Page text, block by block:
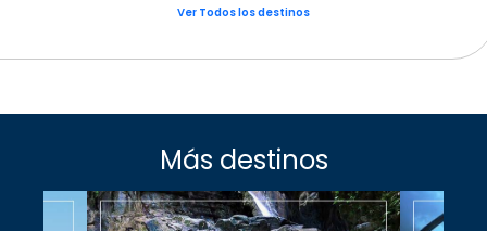
Ver Todos los destinos
Más destinos